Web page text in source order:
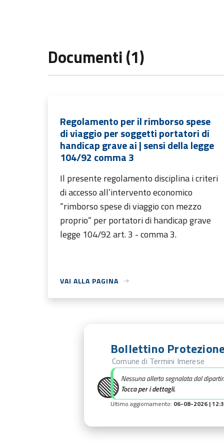
Documenti (1)
Regolamento per il rimborso spese
di viaggio per soggetti portatori di
handicap grave ai | sensi della legge
104/92 comma 3
Il presente regolamento disciplina i criteri
di accesso all’intervento economico
“rimborso spese di viaggio con mezzo
proprio” per portatori di handicap grave
legge 104/92 art. 3 - comma 3.
VAI ALLA PAGINA
🟢
Bollettino
Comune di Termini Imerese
Nessuna allerta segnalata dal
Tocca per i dettagli.
Ultimo aggiornamento: 06-08-2026 |